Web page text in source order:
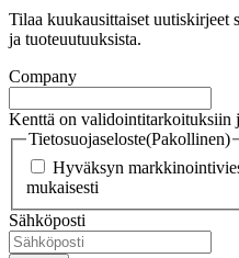
Tilaa kuukausittaiset uutiskirjeet
ja tuoteuutuuksista.
Company
Kenttä on validointitarkoituksiin
Tietosuojaseloste(Pakollinen)
Hyväksyn
mukaisesti
Sähköposti